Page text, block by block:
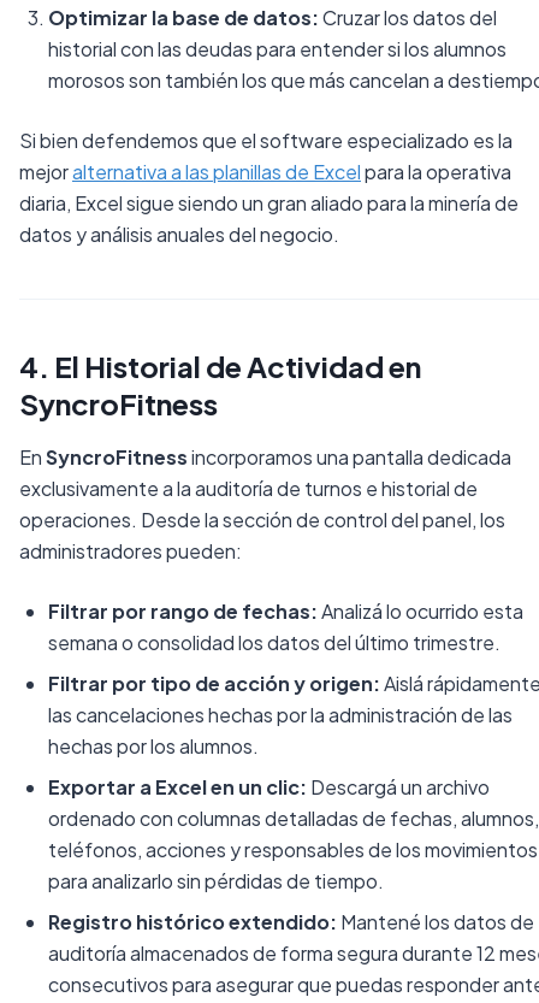
Optimizar la base de datos:Cruzar los datos del
historial con las deudas para entender si los alumnos
morosos son también los que más cancelan a
Si bien defendemos que el software especializado es la
mejoralternativa a las planillas de Excelpara la operativa
diaria, Excel sigue siendo un gran aliado para la minería de
datos y análisis anuales del negocio.
4. El Historial de Actividad en
SyncroFitness
EnSyncroFitnessincorporamos una pantalla dedicada
exclusivamente a la auditoría de turnos e historial de
operaciones. Desde la sección de control del panel, los
administradores pueden:
Filtrar por rango de fechas:Analizá lo ocurrido esta
semana o consolidad los datos del último trimestre.
Filtrar por tipo de acción y origen:Aislá
las cancelaciones hechas por la administración de las
hechas por los alumnos.
Exportar a Excel en un clic: Descargá un archivo
ordenado con columnas detalladas de fechas, alumnos,
teléfonos, acciones y responsables de los movimientos
para analizarlo sin pérdidas de tiempo.
Registro histórico extendido: Mantené los datos de
auditoría almacenados de forma segura durante 12
consecutivos para asegurar que puedas responder